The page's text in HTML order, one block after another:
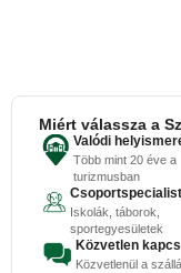
Miért válassza a
Valódi
Több mint 20 éve a
turizmusban
Iskolák, táborok,
sportegyesületek
Közvetlen
Közvetlenül a